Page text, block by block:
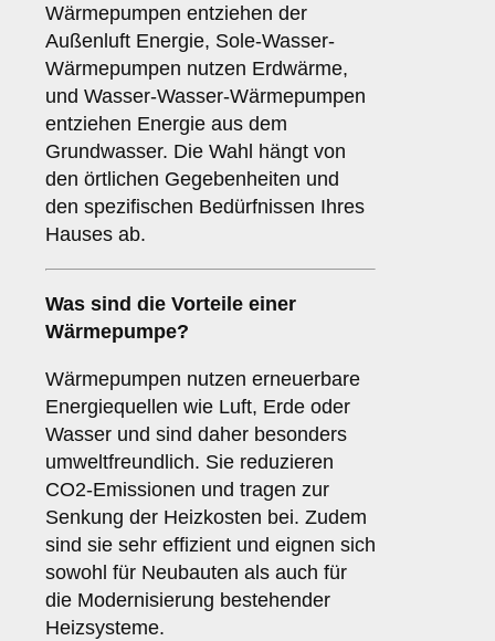
Wärmepumpen entziehen der
Außenluft Energie, Sole-Wasser-
Wärmepumpen nutzen Erdwärme,
und Wasser-Wasser-Wärmepumpen
entziehen Energie aus dem
Grundwasser. Die Wahl hängt von
den örtlichen Gegebenheiten und
den spezifischen Bedürfnissen Ihres
Hauses ab.
Was sind die Vorteile einer
Wärmepumpe?
Wärmepumpen nutzen erneuerbare
Energiequellen wie Luft, Erde oder
Wasser und sind daher besonders
umweltfreundlich. Sie reduzieren
CO2-Emissionen und tragen zur
Senkung der Heizkosten bei. Zudem
sind sie sehr effizient und eignen sich
sowohl für Neubauten als auch für
die Modernisierung bestehender
Heizsysteme.